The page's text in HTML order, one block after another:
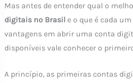
Mas antes de entender qual o
digitais no Brasile o que é cada
vantagens em abrir uma conta
disponíveis vale conhecer o
A princípio, as primeiras contas